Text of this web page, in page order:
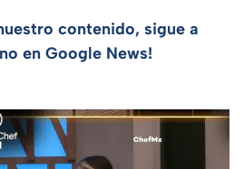
contenido, sigue a
en Google News!